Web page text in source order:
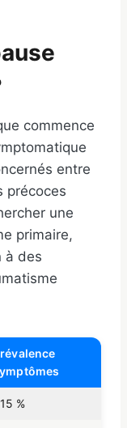
commence
entre
précoces
une
primaire,
à des
%